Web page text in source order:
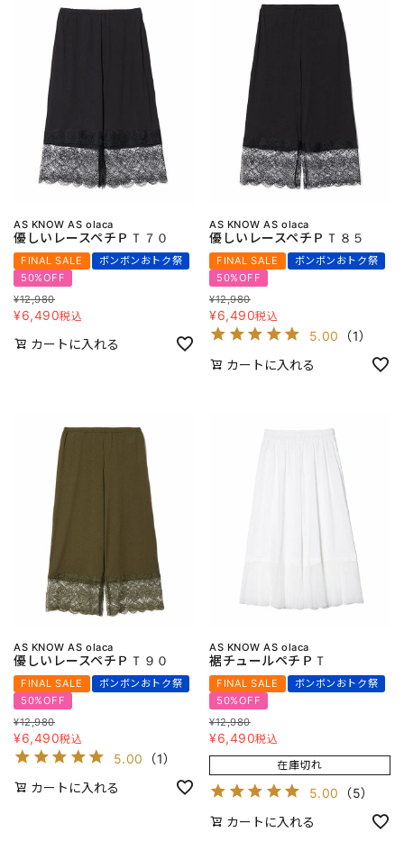
AS KNOW AS olaca
優しいレースペチＰＴ７０
FINAL SALE
ボンボンおトク祭
50%OFF
¥12,980
¥6,490税込
カートに入れる
AS KNOW AS olaca
優しいレースペチＰＴ８５
FINAL SALE
ボンボンおトク祭
50%OFF
¥12,980
¥6,490税込
5.00 （1）
カートに入れる
AS KNOW AS olaca
優しいレースペチＰＴ９０
FINAL SALE
ボンボンおトク祭
50%OFF
¥12,980
¥6,490税込
5.00 （1）
カートに入れる
AS KNOW AS olaca
裾チュールペチＰＴ
FINAL SALE
ボンボンおトク祭
50%OFF
¥12,980
¥6,490税込
在庫切れ
5.00 （5）
カートに入れる